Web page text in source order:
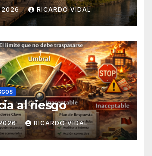
2026 RICARDO VIDAL
al riesgo
RICARDO VIDAL